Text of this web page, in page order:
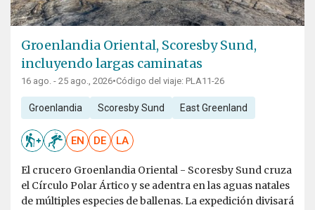
Groenlandia Oriental, Scoresby Sund,
incluyendo largas caminatas
16 ago. - 25 ago., 2026•Código del viaje: PLA11-26
Groenlandia Scoresby Sund East Greenland
EN DE LA
El crucero Groenlandia Oriental - Scoresby Sund cruza
el Círculo Polar Ártico y se adentra en las aguas natales
de múltiples especies de ballenas. La expedición divisará